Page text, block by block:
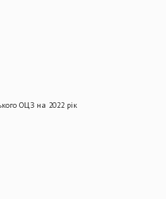
ОЦЗ на 2022 рік